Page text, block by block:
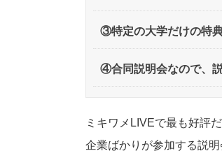
③特定の大学だけの特
④合同説明会なので、
ミキワメLIVEで最も好評
企業ばかりが参加する説